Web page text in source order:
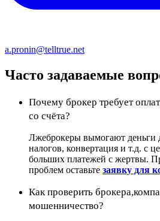
a.pronin@telltrue.net
Часто задаваемые
Почему брокер требует
со счёта?
Лжеброкеры вымогают деньги
налогов, конвертация и т.д. с
больших платежей с жертвы.
проблем оставьте заявку для
Как проверить
мошенничество?